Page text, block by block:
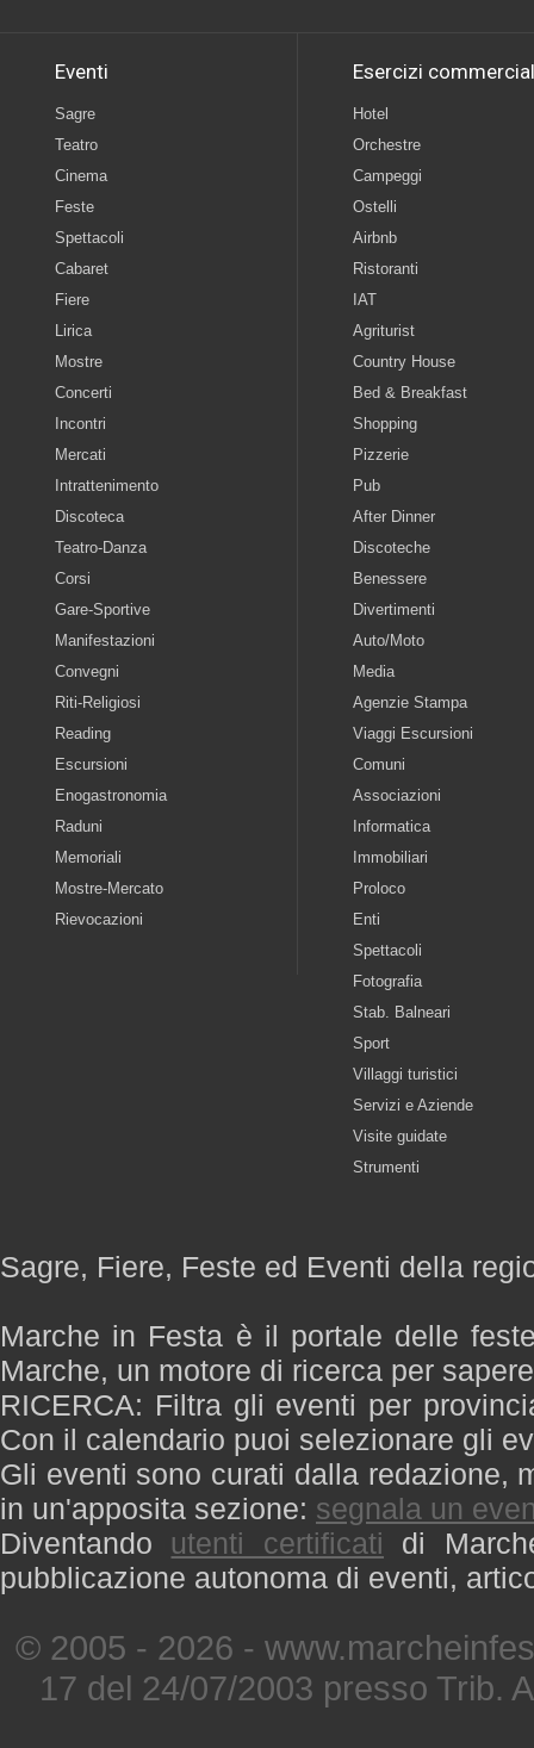
Eventi
Sagre
Teatro
Cinema
Feste
Spettacoli
Cabaret
Fiere
Lirica
Mostre
Concerti
Incontri
Mercati
Intrattenimento
Discoteca
Teatro-Danza
Corsi
Gare-Sportive
Manifestazioni
Convegni
Riti-Religiosi
Reading
Escursioni
Enogastronomia
Raduni
Memoriali
Mostre-Mercato
Rievocazioni
Esercizi
Hotel
Orchestre
Campeggi
Ostelli
Airbnb
Ristoranti
IAT
Agriturist
Country House
Bed & Breakfast
Shopping
Pizzerie
Pub
After Dinner
Discoteche
Benessere
Divertimenti
Auto/Moto
Media
Agenzie Stampa
Viaggi Escursioni
Comuni
Associazioni
Informatica
Immobiliari
Proloco
Enti
Spettacoli
Fotografia
Stab. Balneari
Sport
Villaggi turistici
Servizi e Aziende
Visite guidate
Strumenti
Sagre, Fiere, Feste ed Eventi della
Marche in Festa è il portale delle
Marche, un motore di ricerca per
RICERCA: Filtra gli eventi per
Con il calendario puoi selezionare gli
Gli eventi sono curati dalla redazione,
in un'apposita sezione: segnala un
Diventando utenti certificati di
pubblicazione autonoma di eventi,
© 2005 - 2026 -
17 del 24/07/2003 presso Trib.